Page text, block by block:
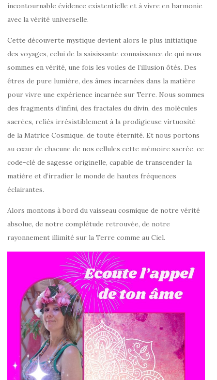
incontournable évidence existentielle et à vivre en harmonie
avec la vérité universelle.
Cette découverte mystique devient alors le plus initiatique
des voyages, celui de la saisissante connaissance de qui nous
sommes en vérité, une fois les voiles de l’illusion ôtés. Des
êtres de pure lumière, des âmes incarnées dans la matière
pour vivre une expérience incarnée sur Terre. Nous sommes
des fragments d’infini, des fractales du divin, des molécules
sacrées, reliés irrésistiblement à la prodigieuse virtuosité
de la Matrice Cosmique, de toute éternité. Et nous portons
au cœur de chacune de nos cellules cette mémoire sacrée, ce
code-clé de sagesse originelle, capable de transcender la
matière et d’irradier le monde de hautes fréquences
éclairantes.
Alors montons à bord du vaisseau cosmique de notre vérité
absolue, de notre complétude retrouvée, de notre
rayonnement illimité sur la Terre comme au Ciel.